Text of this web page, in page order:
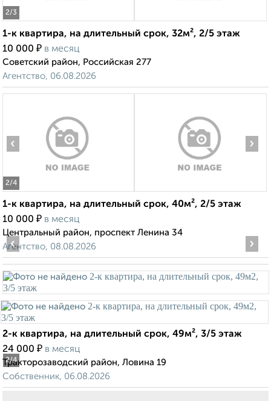
2/3
1-к квартира, на длительный срок, 32м², 2/5 этаж
10 000 ₽ в месяц
Советский район, Российская 277
Агентство, 06.08.2026
2/4
‹ ›
1-к квартира, на длительный срок, 40м², 2/5 этаж
10 000 ₽ в месяц
Центральный район, проспект Ленина 34
Агентство, 08.08.2026
2/4
‹ ›
2-к квартира, на длительный срок, 49м², 3/5 этаж
24 000 ₽ в месяц
Тракторозаводский район, Ловина 19
Собственник, 06.08.2026